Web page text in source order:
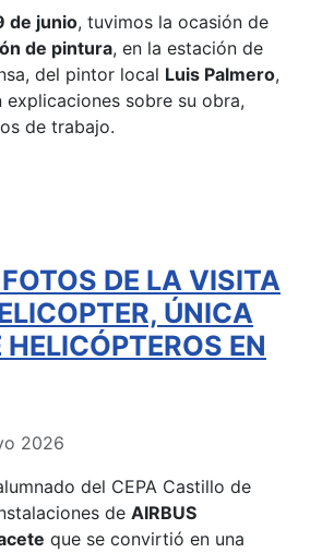
de junio, tuvimos la ocasión de
de pintura, en la estación de
del pintor local Luis Palmero,
sobre su obra,
de trabajo.
DE LA VISITA
ÚNICA
EN
2026
del CEPA Castillo de
de AIRBUS
que se convirtió en una